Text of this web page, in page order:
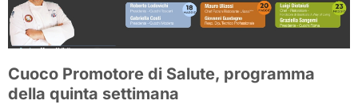
Cuoco Promotore di Salute, programma
della quinta settimana